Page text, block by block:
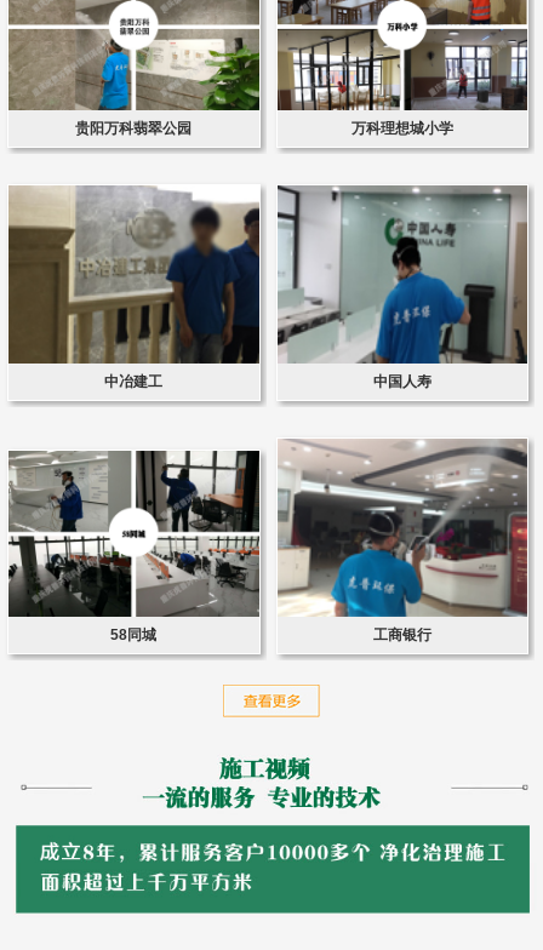
贵阳万科翡翠公园 万科理想城小学
中冶建工 中国人寿
58同城 工商银行